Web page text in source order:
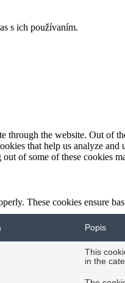
s ich používaním.
the website. Out of
that help us analyze
of some of these cookies
These cookies ensure
Popis
This
in the